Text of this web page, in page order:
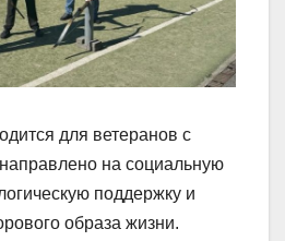
для ветеранов с
на социальную
поддержку и
образа жизни.